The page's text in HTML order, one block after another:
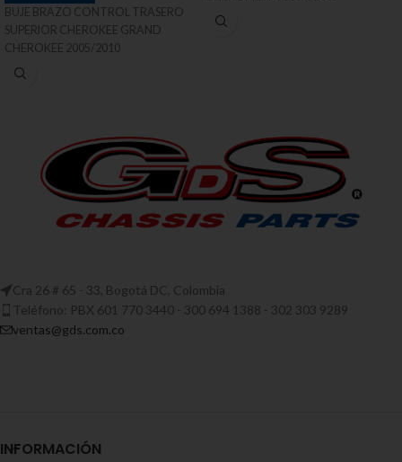
BUJE BRAZO CONTROL TRASERO
SUPERIOR CHEROKEE GRAND
CHEROKEE 2005/2010
Cra 26 # 65 - 33, Bogotá DC, Colombia
Teléfono: PBX 601 770 3440 - 300 694 1388 - 302 303 9289
ventas@gds.com.co
INFORMACIÓN